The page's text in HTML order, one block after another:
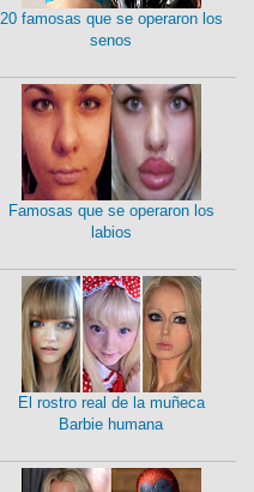
20 famosas que se operaron los
senos
Famosas que se operaron los
labios
El rostro real de la muñeca
Barbie humana